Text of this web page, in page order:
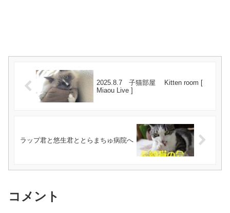
2025.8.7 子猫部屋 Kitten room [
Miaou Live ]
ラップ君と悠生君ととらまちゅ病院へ
コメント